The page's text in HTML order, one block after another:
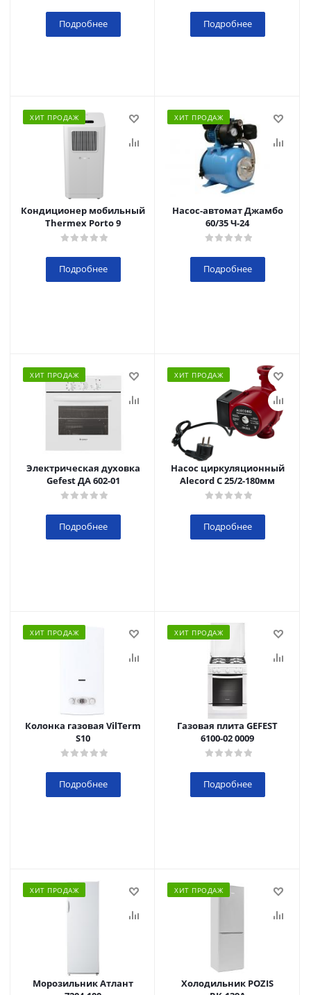
Подробнее Подробнее
ХИТ ПРОДАЖ
Кондиционер мобильный
Thermex Porto 9
Подробнее
ХИТ ПРОДАЖ
Насос-автомат Джамбо
60/35 Ч-24
Подробнее
ХИТ ПРОДАЖ
Электрическая духовка
Gefest ДА 602-01
Подробнее
ХИТ ПРОДАЖ
Насос циркуляционный
Alecord C 25/2-180мм
Подробнее
ХИТ ПРОДАЖ
Колонка газовая VilTerm
S10
Подробнее
ХИТ ПРОДАЖ
Газовая плита GEFEST
6100-02 0009
Подробнее
ХИТ ПРОДАЖ
Морозильник Атлант
ХИТ ПРОДАЖ
Холодильник POZIS